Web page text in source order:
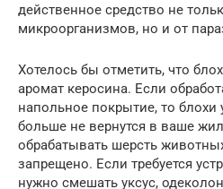
действенное средство не
микроорганизмов, но и от
Хотелось бы отметить, что
аромат керосина. Если
напольное покрытие, то блохи
больше не вернутся в ваше
обрабатывать шерсть
запрещено. Если требуется
нужно смешать уксус,